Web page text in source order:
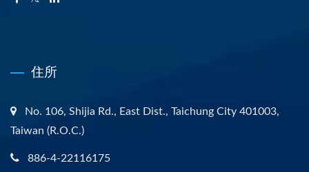
住所
No. 106, Shijia Rd., East Dist., Taichung City 401003,
Taiwan (R.O.C.)
886-4-22116175